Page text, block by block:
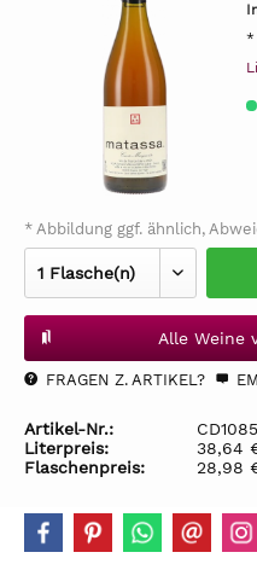
*
* Abbildung ggf. ähnlich,
Alle Weine
FRAGEN Z. ARTIKEL?
Artikel-Nr.:
Literpreis:
38,64
Flaschenpreis:
28,98